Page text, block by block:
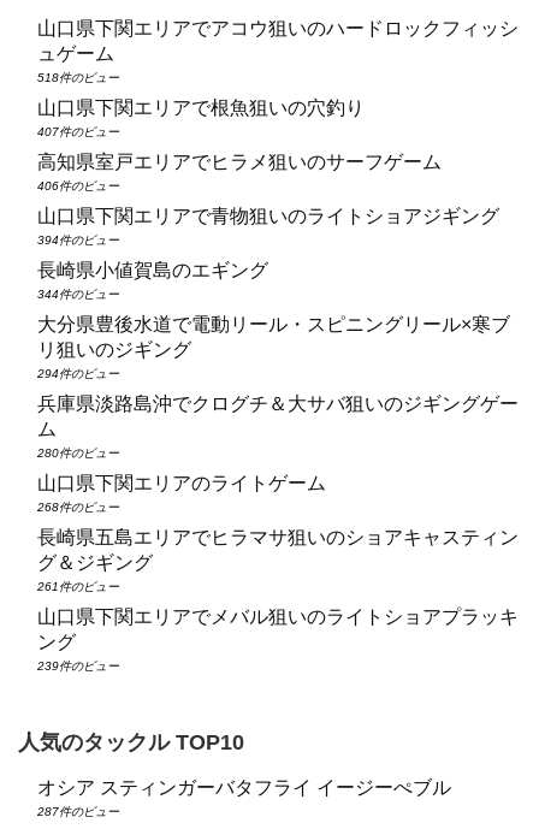
山口県下関エリアでアコウ狙いのハードロックフィッシ
ュゲーム
518件のビュー
山口県下関エリアで根魚狙いの穴釣り
407件のビュー
高知県室戸エリアでヒラメ狙いのサーフゲーム
406件のビュー
山口県下関エリアで青物狙いのライトショアジギング
394件のビュー
長崎県小値賀島のエギング
344件のビュー
大分県豊後水道で電動リール・スピニングリール×寒ブ
リ狙いのジギング
294件のビュー
兵庫県淡路島沖でクログチ＆大サバ狙いのジギングゲー
ム
280件のビュー
山口県下関エリアのライトゲーム
268件のビュー
長崎県五島エリアでヒラマサ狙いのショアキャスティン
グ＆ジギング
261件のビュー
山口県下関エリアでメバル狙いのライトショアプラッキ
ング
239件のビュー
人気のタックル TOP10
オシア スティンガーバタフライ イージーぺブル
287件のビュー